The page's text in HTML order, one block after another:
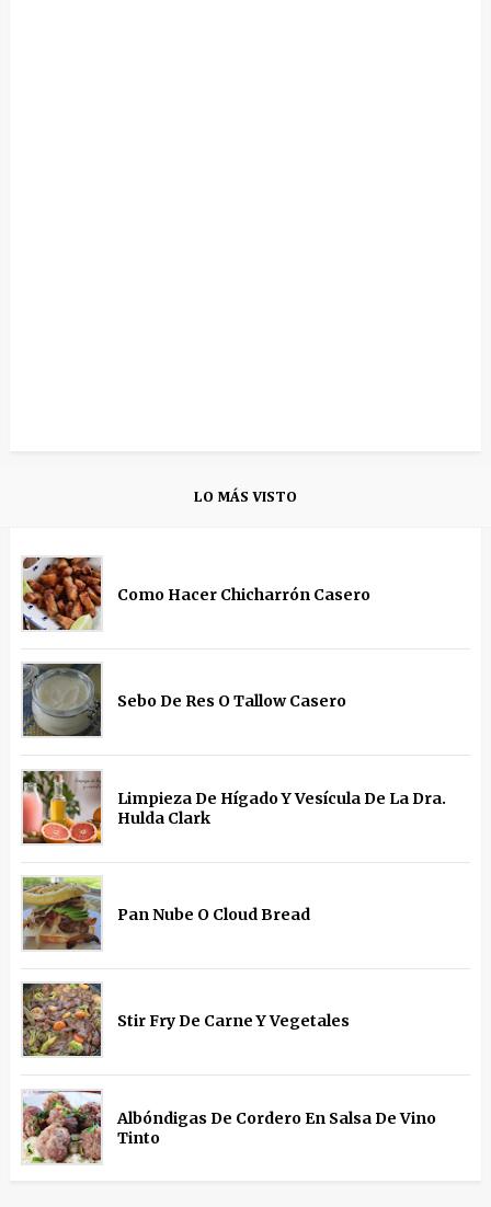
LO MÁS VISTO
Como Hacer Chicharrón Casero
Sebo De Res O Tallow Casero
Limpieza De Hígado Y Vesícula De La Dra.
Hulda Clark
Pan Nube O Cloud Bread
Stir Fry De Carne Y Vegetales
Albóndigas De Cordero En Salsa De Vino
Tinto